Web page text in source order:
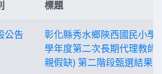
標題
公告
彰化縣秀水鄉陝西國民小學
學年度第二次長期代理教師(
親假缺) 第二階段甄選結果